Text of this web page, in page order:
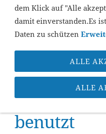
Startseite »
benutzt
Mit neuem
benutzt
dem Klick auf "Alle
damit einverstanden.Es
Daten zu schützen
ALLE
ALLE